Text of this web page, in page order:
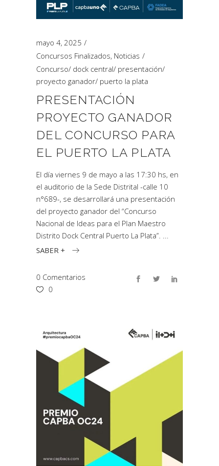
mayo 4, 2025
Concursos Finalizados, Noticias
Concurso/ dock central/ presentación/
proyecto ganador/ puerto la plata
PRESENTACIÓN
PROYECTO GANADOR
DEL CONCURSO PARA
EL PUERTO LA PLATA
El día viernes 9 de mayo a las 17:30 hs, en
el auditorio de la Sede Distrital -calle 10
n°689-, se desarrollará una presentación
del proyecto ganador del “Concurso
Nacional de Ideas para el Plan Maestro
Distrito Dock Central Puerto La Plata”.
SABER +
0 Comentarios
0